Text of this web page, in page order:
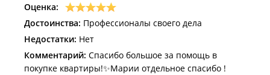
Оценка:
Достоинства: Профессионалы своего дела
Недостатки: Нет
Комментарий: Спасибо большое за помощь в
покупке квартиры!✨Марии отдельное спасибо !